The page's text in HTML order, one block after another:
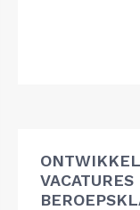
VACATURES